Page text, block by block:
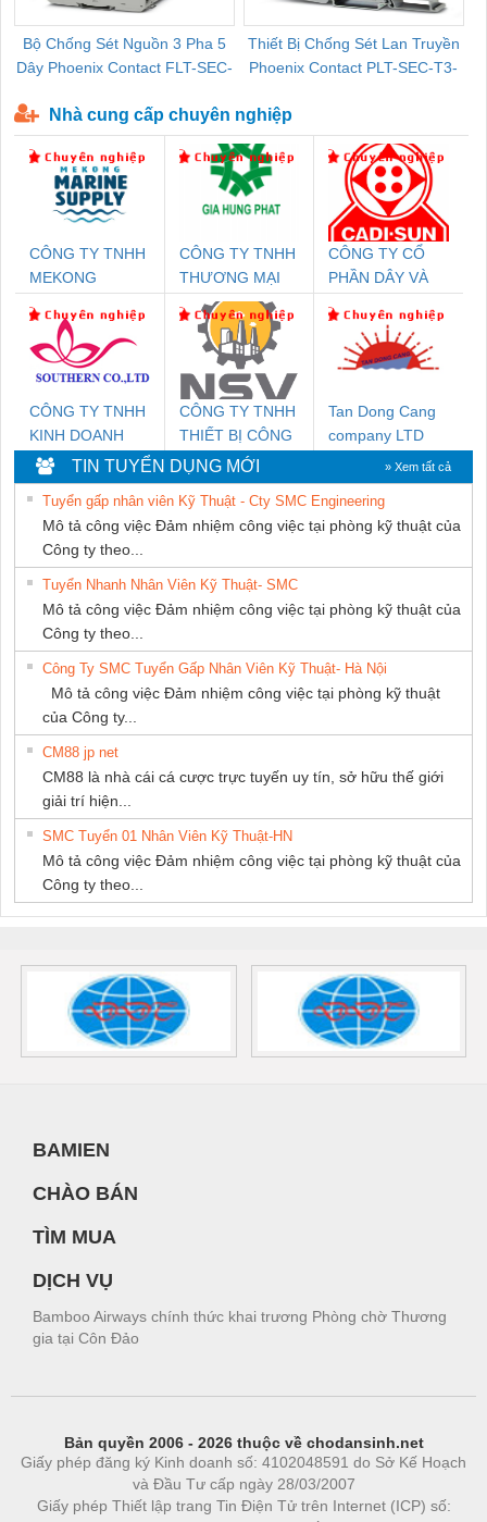
Bộ Chống Sét Nguồn 3 Pha 5
Dây Phoenix Contact FLT-SEC-
Thiết Bị Chống Sét Lan Truyền
Phoenix Contact PLT-SEC-T3-
Nhà cung cấp chuyên nghiệp
CÔNG TY TNHH
MEKONG
CÔNG TY TNHH
THƯƠNG MẠI
DỊCH VỤ KỸ
THUẬT ĐIỆN CƠ
GIA HƯNG
PHÁT
CÔNG TY CỔ
PHẦN DÂY VÀ
THƯỢNG ĐÌNH
CÔNG TY TNHH
KINH DOANH
DỊCH VỤ XNK
PHƯƠNG NAM
CÔNG TY TNHH
THIẾT BỊ CÔNG
NGHIỆP NIHON
SETSUBI VIỆT
NAM
Tan Dong Cang
company LTD
TIN TUYỂN DỤNG MỚI » Xem tất cả
Tuyển gấp nhân viên Kỹ Thuật - Cty SMC Engineering
Mô tả công việc Đảm nhiệm công việc tại phòng kỹ thuật của
Công ty theo...
Tuyển Nhanh Nhân Viên Kỹ Thuật- SMC
Mô tả công việc Đảm nhiệm công việc tại phòng kỹ thuật của
Công ty theo...
Công Ty SMC Tuyển Gấp Nhân Viên Kỹ Thuật- Hà Nội
Mô tả công việc Đảm nhiệm công việc tại phòng kỹ thuật
của Công ty...
CM88 jp net
CM88 là nhà cái cá cược trực tuyến uy tín, sở hữu thế giới
giải trí hiện...
SMC Tuyển 01 Nhân Viên Kỹ Thuật-HN
Mô tả công việc Đảm nhiệm công việc tại phòng kỹ thuật của
Công ty theo...
BAMIEN
CHÀO BÁN
TÌM MUA
DỊCH VỤ
Bamboo Airways chính thức khai trương Phòng chờ Thương
gia tại Côn Đảo
Bản quyền 2006 - 2026 thuộc về chodansinh.net
Giấy phép đăng ký Kinh doanh số: 4102048591 do Sở Kế Hoạch
và Đầu Tư cấp ngày 28/03/2007
Giấy phép Thiết lập trang Tin Điện Tử trên Internet (ICP) số: